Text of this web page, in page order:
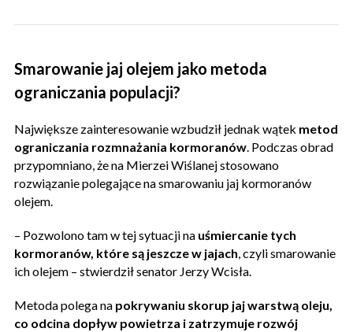
Smarowanie jaj olejem jako metoda
ograniczania populacji?
Największe zainteresowanie wzbudził jednak wątek metod
ograniczania rozmnażania kormoranów. Podczas obrad
przypomniano, że na Mierzei Wiślanej stosowano
rozwiązanie polegające na smarowaniu jaj kormoranów
olejem.
– Pozwolono tam w tej sytuacji na uśmiercanie tych
kormoranów, które są jeszcze w jajach, czyli smarowanie
ich olejem – stwierdził senator Jerzy Wcisła.
Metoda polega na pokrywaniu skorup jaj warstwą oleju,
co odcina dopływ powietrza i zatrzymuje rozwój